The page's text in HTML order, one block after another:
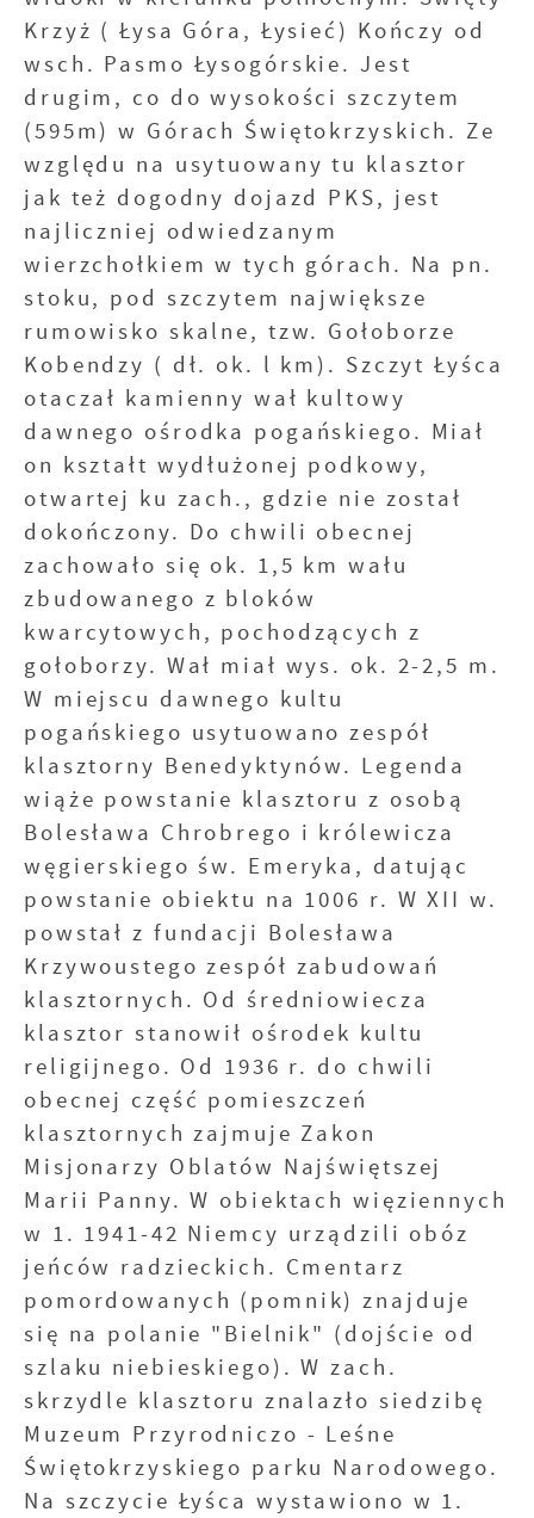
Krzyż ( Łysa Góra, Łysieć) Kończy od
wsch. Pasmo Łysogórskie. Jest
drugim, co do wysokości szczytem
(595m) w Górach Świętokrzyskich. Ze
względu na usytuowany tu klasztor
jak też dogodny dojazd PKS, jest
najliczniej odwiedzanym
wierzchołkiem w tych górach. Na pn.
stoku, pod szczytem największe
rumowisko skalne, tzw. Gołoborze
Kobendzy ( dł. ok. l km). Szczyt Łyśca
otaczał kamienny wał kultowy
dawnego ośrodka pogańskiego. Miał
on kształt wydłużonej podkowy,
otwartej ku zach., gdzie nie został
dokończony. Do chwili obecnej
zachowało się ok. 1,5 km wału
zbudowanego z bloków
kwarcytowych, pochodzących z
gołoborzy. Wał miał wys. ok. 2-2,5 m.
W miejscu dawnego kultu
pogańskiego usytuowano zespół
klasztorny Benedyktynów. Legenda
wiąże powstanie klasztoru z osobą
Bolesława Chrobrego i królewicza
węgierskiego św. Emeryka, datując
powstanie obiektu na 1006 r. W XII w.
powstał z fundacji Bolesława
Krzywoustego zespół zabudowań
klasztornych. Od średniowiecza
klasztor stanowił ośrodek kultu
religijnego. Od 1936 r. do chwili
obecnej część pomieszczeń
klasztornych zajmuje Zakon
Misjonarzy Oblatów Najświętszej
Marii Panny. W obiektach więziennych
w 1. 1941-42 Niemcy urządzili obóz
jeńców radzieckich. Cmentarz
pomordowanych (pomnik) znajduje
się na polanie "Bielnik" (dojście od
szlaku niebieskiego). W zach.
skrzydle klasztoru znalazło siedzibę
Muzeum Przyrodniczo - Leśne
Świętokrzyskiego parku Narodowego.
Na szczycie Łyśca wystawiono w 1.